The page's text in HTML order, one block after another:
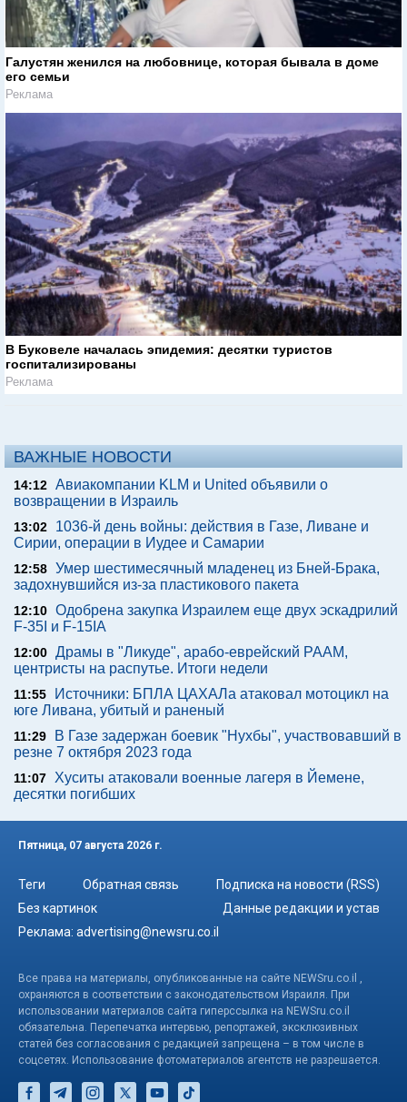
Галустян женился на любовнице, которая бывала в доме
его семьи
Реклама
В Буковеле началась эпидемия: десятки туристов
госпитализированы
Реклама
ВАЖНЫЕ НОВОСТИ
14:12 Авиакомпании KLM и United объявили о
возвращении в Израиль
13:02
1036-й день войны: действия в Газе, Ливане и
Сирии, операции в Иудее и Самарии
12:58 Умер шестимесячный младенец из Бней-Брака,
задохнувшийся из-за пластикового пакета
12:10 Одобрена закупка Израилем еще двух эскадрилий
F-35I и F-15IA
12:00 Драмы в "Ликуде", арабо-еврейский РААМ,
центристы на распутье. Итоги недели
11:55
Источники: БПЛА ЦАХАЛа атаковал мотоцикл на
юге Ливана, убитый и раненый
11:29
В Газе задержан боевик "Нухбы", участвовавший в
резне 7 октября 2023 года
11:07 Хуситы атаковали военные лагеря в Йемене,
десятки погибших
Пятница, 07 августа 2026 г.
Теги Обратная связь
Подписка на новости (RSS)
Без картинок
Данные редакции и устав
Реклама: advertising@newsru.co.il
Все права на материалы, опубликованные на сайте NEWSru.co.il ,
охраняются в соответствии с законодательством Израиля. При
использовании материалов сайта гиперссылка на NEWSru.co.il
обязательна. Перепечатка интервью, репортажей, эксклюзивных
статей без согласования с редакцией запрещена – в том числе в
соцсетях. Использование фотоматериалов агентств не разрешается.